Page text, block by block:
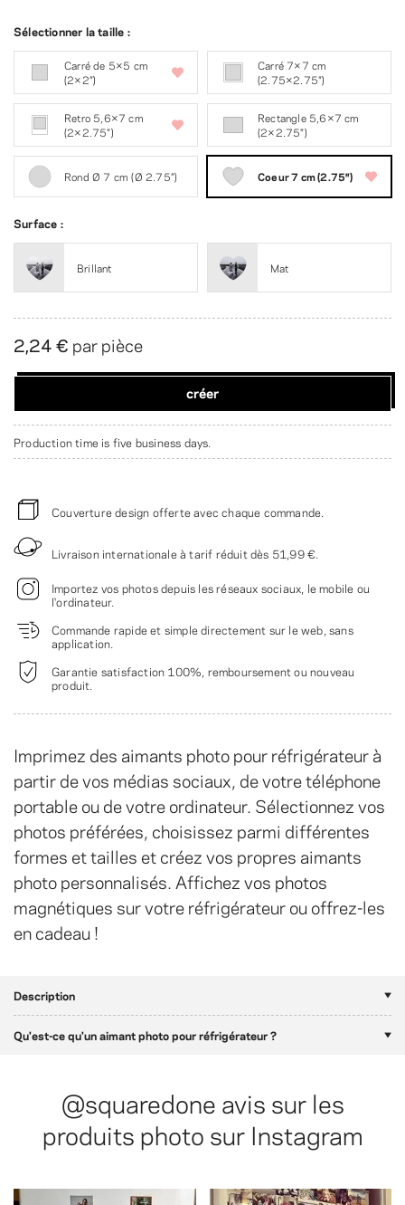
Imprimez des aimants photo pour réfrigérateur à
partir de vos médias sociaux, de votre téléphone
portable ou de votre ordinateur. Sélectionnez vos
photos préférées, choisissez parmi différentes
formes et tailles et créez vos propres aimants
photo personnalisés. Affichez vos photos
magnétiques sur votre réfrigérateur ou offrez-les
en cadeau !
Sélectionner la taille :
Carré de 5×5 cm
(2×2″)
Carré 7×7 cm
(2.75×2.75″)
Retro 5,6×7 cm
(2×2.75″)
Rectangle 5,6×7 cm
(2×2.75″)
Rond Ø 7 cm (Ø 2.75″) Coeur 7 cm (2.75″)
Surface :
Brillant Mat
2,24 € par pièce
créer
Production time is five business days.
Couverture design offerte avec chaque commande.
Livraison internationale à tarif réduit dès 51,99 €
Importez vos photos depuis les réseaux sociaux, le mobile ou
l'ordinateur.
Commande rapide et simple directement sur le web, sans
application.
Garantie satisfaction 100%, remboursement ou nouveau
produit.
Description
Qu'est-ce qu'un aimant photo pour réfrigérateur ?
@squaredone avis sur les
produits photo sur Instagram